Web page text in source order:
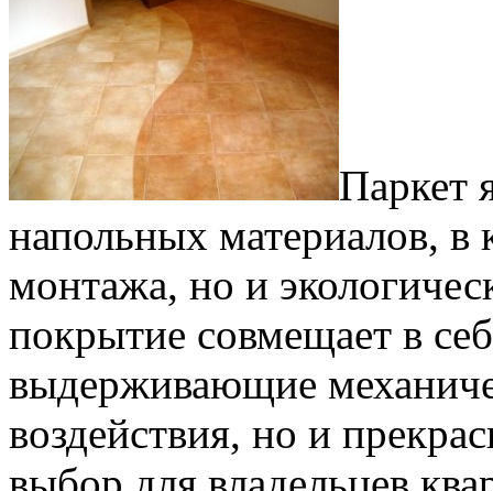
Паркет
напольных материалов, в
монтажа, но и
покрытие совмещает в
выдерживающие
воздействия, но и